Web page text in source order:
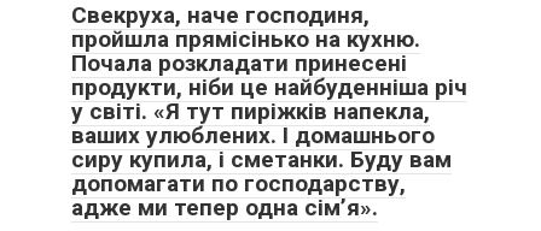
Свекруха, наче господиня,
пройшла прямісінько на кухню.
Почала розкладати принесені
продукти, ніби це найбуденніша річ
у світі. «Я тут пиріжків напекла,
ваших улюблених. І домашнього
сиру купила, і сметанки. Буду вам
допомагати по господарству,
адже ми тепер одна сім’я».